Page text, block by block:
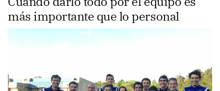
más importante que lo personal